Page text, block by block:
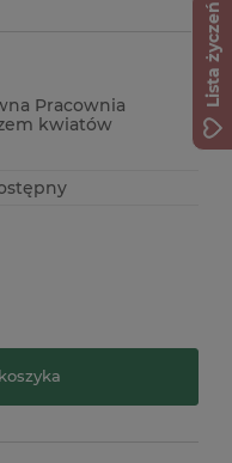
Pracownia
kwiatów
Lista życzeń